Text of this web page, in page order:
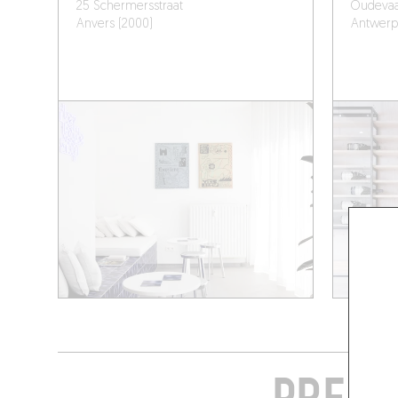
25 Schermersstraat
Anvers (2000)